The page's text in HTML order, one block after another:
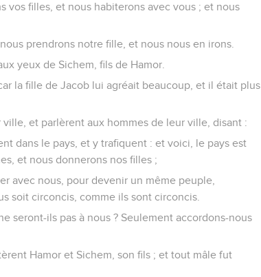
vos filles, et nous habiterons avec vous ; et nous
prendrons notre fille, et nous nous en irons.
yeux de Sichem, fils de Hamor.
la fille de Jacob lui agréait beaucoup, et il était plus
et parlèrent aux hommes de leur ville, disant :
dans le pays, et y trafiquent : et voici, le pays est
et nous donnerons nos filles ;
avec nous, pour devenir un même peuple,
soit circoncis, comme ils sont circoncis.
seront-ils pas à nous ? Seulement accordons-nous
Hamor et Sichem, son fils ; et tout mâle fut